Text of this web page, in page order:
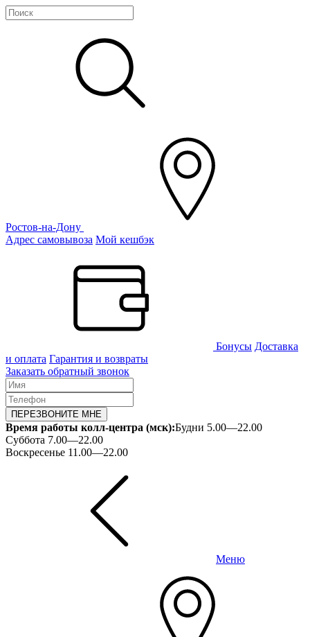
Ростов-на-Дону
Адрес самовывоза Мой кешбэк
Бонусы Доставка
и оплата Гарантия и возвраты
Заказать обратный звонок
ПЕРЕЗВОНИТЕ МНЕ
Время работы колл-центра (мск):Будни 5.00—22.00
Суббота 7.00—22.00
Воскресенье 11.00—22.00
Меню